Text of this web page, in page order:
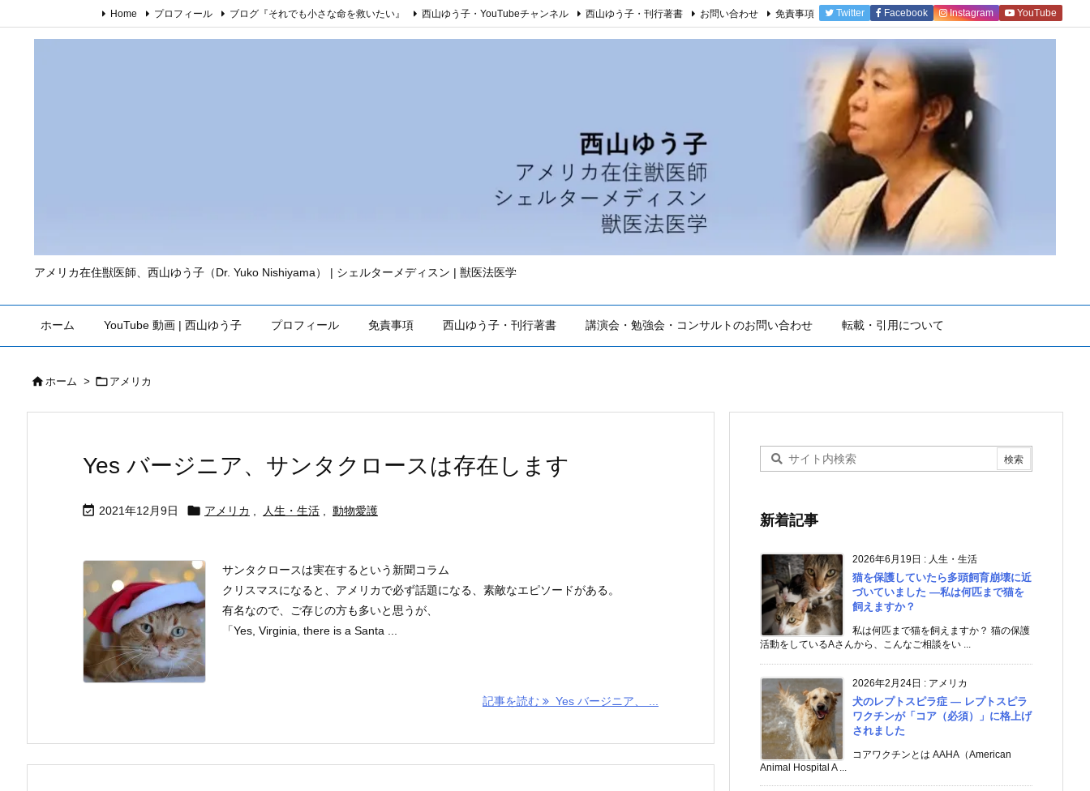
アメリカ在住獣医師、西山ゆう子（Dr. Yuko Nishiyama） | シェルターメディスン | 獣医法医学
ホーム YouTube 動画 | 西山ゆう子 プロフィール 免責事項 西山ゆう子・刊行著書 講演会・勉強会・コンサルトのお問い合わせ 転載・引用について
Home プロフィール ブログ『それでも小さな命を救いたい』 西山ゆう子・YouTubeチャンネル 西山ゆう子・刊行著書 お問い合わせ 免責事項 Twitter Facebook Instagram YouTube
 ホーム >  アメリカ
Yes バージニア、サンタクロースは存在します
 2021年12月9日  アメリカ 人生・生活 動物愛護
サンタクロースは実在するという新聞コラム
クリスマスになると、アメリカで必ず話題になる、素敵なエピソードがある。
有名なので、ご存じの方も多いと思うが、
「Yes, Virginia, there is a Santa ...
記事を読む Yes バージニア、 ...
新着記事
2026年6月19日 : 人生・生活
猫を保護していたら多頭飼育崩壊に近
づいていました ―私は何匹まで猫を
飼えますか？
私は何匹まで猫を飼えますか？ 猫の保護
活動をしているAさんから、こんなご相談をい ...
2026年2月24日 : アメリカ
犬のレプトスピラ症 ― レプトスピラ
ワクチンが「コア（必須）」に格上げ
されました
コアワクチンとは AAHA（American
Animal Hospital A ...